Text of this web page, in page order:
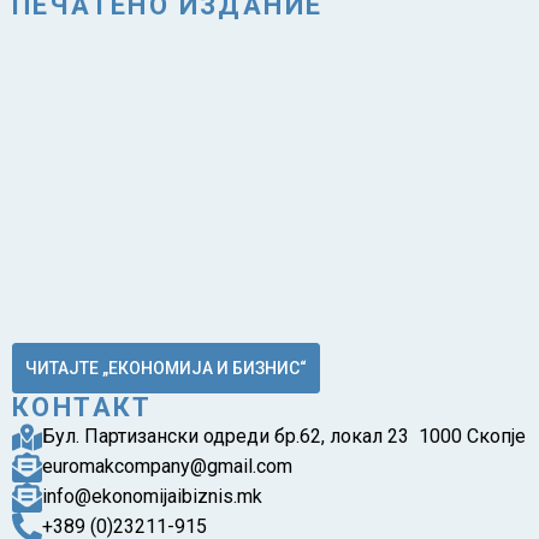
ЧИТАЈТЕ „ЕКОНОМИЈА И БИЗНИС“
КОНТАКТ
Бул. Партизански одреди бр.62, локал 23 1000 Скопје
euromakcompany@gmail.com
info@ekonomijaibiznis.mk
+389 (0)23211-915